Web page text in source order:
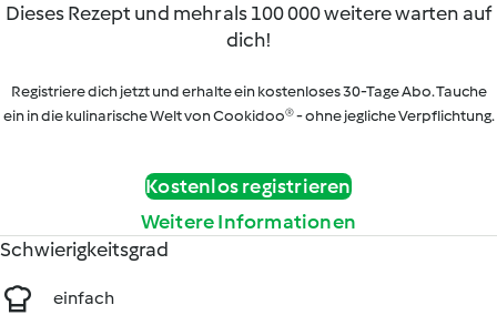
Dieses Rezept und mehr als 100 000 weitere warten auf
dich!
Registriere dich jetzt und erhalte ein kostenloses 30-Tage Abo. Tauche
ein in die kulinarische Welt von Cookidoo® - ohne jegliche Verpflichtung.
Kostenlos registrieren
Weitere Informationen
Schwierigkeitsgrad
einfach